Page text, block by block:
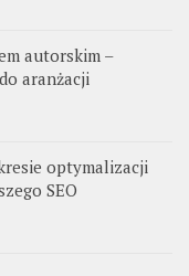
autorskim –
aranżacji
optymalizacji
SEO